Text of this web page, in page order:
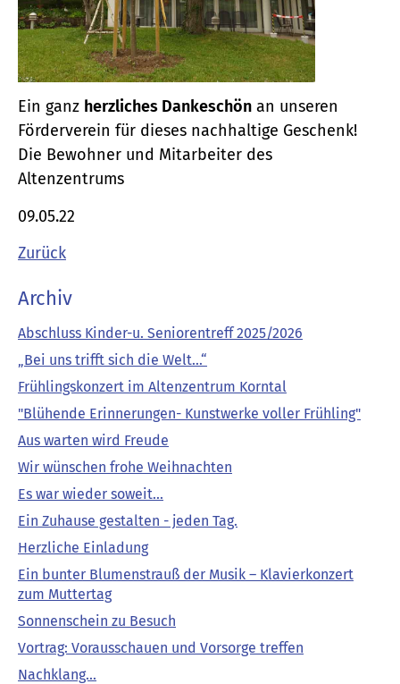
Ein ganz herzliches Dankeschön an unseren
Förderverein für dieses nachhaltige Geschenk!
Die Bewohner und Mitarbeiter des
Altenzentrums
09.05.22
Zurück
Archiv
Abschluss Kinder-u. Seniorentreff 2025/2026
„Bei uns trifft sich die Welt…“
Frühlingskonzert im Altenzentrum Korntal
"Blühende Erinnerungen- Kunstwerke voller Frühling"
Aus warten wird Freude
Wir wünschen frohe Weihnachten
Es war wieder soweit...
Ein Zuhause gestalten - jeden Tag.
Herzliche Einladung
Ein bunter Blumenstrauß der Musik – Klavierkonzert
zum Muttertag
Sonnenschein zu Besuch
Vortrag: Vorausschauen und Vorsorge treffen
Nachklang...